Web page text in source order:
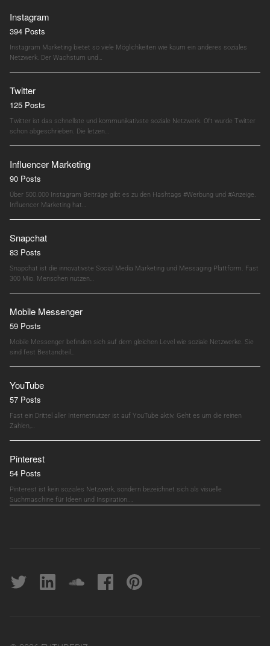
Instagram
394 Posts
Instagram Marketing bietet so viele Möglichkeiten wie kaum ein anderes soziales
Netzwerk. Der Wachstum und…
Twitter
125 Posts
Twitter ist das schnellste und kommunikativste soziale Netzwerk. Oft wurde Twitter
schon abgeschrieben. Die letzen…
Influencer Marketing
90 Posts
Über 500.000 Instagram Beiträge gibt es zu den Hashtags #Werbung und #Anzeige.
Influencer Marketing hat…
Snapchat
83 Posts
Snapchat ist die innovativste Social Media Marketing und Messaging Plattform. Fast
300 Mio. Menschen nutzen…
Mobile Messenger
59 Posts
Mobile Messenger befinden sich auf dem gleichen Level wie soziale Netzwerke. Sie
sind fest Bestandteil…
YouTube
57 Posts
Fast ein Drittel aller Internetnutzer ist auf YouTube aktiv. Geht es um die reinen
Zahlen,…
Pinterest
54 Posts
Pinterest ist kein soziales Netzwerk, sondern bezeichnet sich als visuelle
Suchmaschine für Ideen und Inspiration.…
Twitter linkedin soundcloudFacebookpinterest